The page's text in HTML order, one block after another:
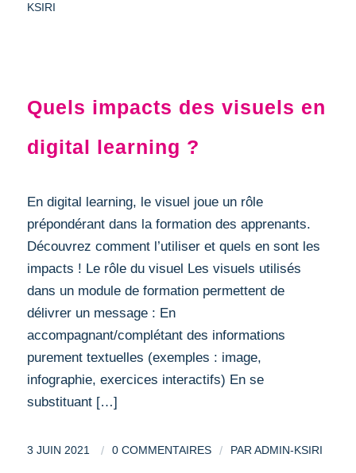
KSIRI
Quels impacts des visuels en
digital learning ?
En digital learning, le visuel joue un rôle
prépondérant dans la formation des apprenants.
Découvrez comment l’utiliser et quels en sont les
impacts ! Le rôle du visuel Les visuels utilisés
dans un module de formation permettent de
délivrer un message : En
accompagnant/complétant des informations
purement textuelles (exemples : image,
infographie, exercices interactifs) En se
substituant […]
3 JUIN 2021 / 0 COMMENTAIRES / PAR ADMIN-KSIRI